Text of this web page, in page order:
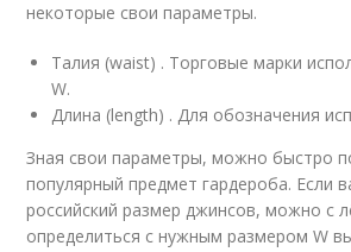
некоторые свои параметры.
Талия (waist) . Торговые марки
W.
Длина (length) . Для обозначения
Зная свои параметры, можно быстро
популярный предмет гардероба. Если
российский размер джинсов, можно с
определиться с нужным размером W